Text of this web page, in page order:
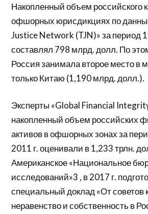
Накопленный объем российского
офшорных юрисдикциях по
Justice Network (TJN)» за период
составлял 798 млрд. долл. По
Россия занимала второе место в
только Китаю (1,190 млрд. долл.).
Эксперты «Global Financial
накопленный объем российских
активов в офшорных зонах за
2011 г. оценивали в 1,233 трлн.
Американское «Национальное
исследований»3 , в 2017 г.
специальный доклад «От советов
неравенство и собственность в